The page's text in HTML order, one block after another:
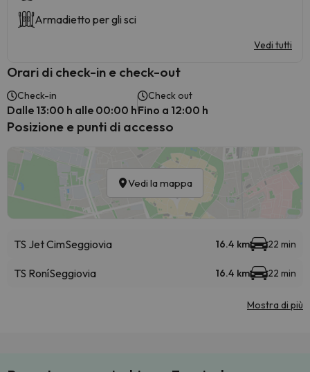
Armadietto per gli sci
Vedi tutti
Orari di check-in e check-out
Check-in
Dalle 13:00 h alle 00:00 h
Check out
Fino a 12:00 h
Posizione e punti di accesso
Vedi la mappa
TS Jet CimSeggiovia 16.4 km 22 min
TS RoníSeggiovia 16.4 km 22 min
Mostra di più